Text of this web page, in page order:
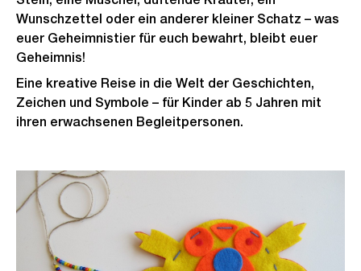
Wunschzettel oder ein anderer kleiner Schatz – was
euer Geheimnistier für euch bewahrt, bleibt euer
Geheimnis!
Eine kreative Reise in die Welt der Geschichten,
Zeichen und Symbole – für Kinder ab 5 Jahren mit
ihren erwachsenen Begleitpersonen.